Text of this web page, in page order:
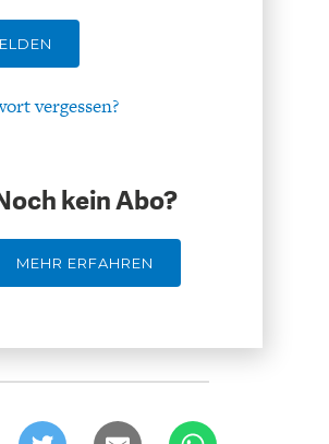
vergessen?
kein Abo?
MEHR ERFAHREN